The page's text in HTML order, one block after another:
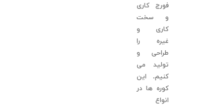
فورج کاری
و سخت
کاری و
غیره را
طراحی و
تولید می
کنیم. این
کوره ها در
انواع